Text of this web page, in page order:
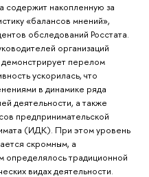
содержит накопленную за
«балансов мнений»,
обследований Росстата.
организаций
демонстрирует перелом
ускорилась, что
в динамике ряда
деятельности, а также
предпринимательской
(ИДК). При этом уровень
скромным, а
определялось традиционной
видах деятельности.